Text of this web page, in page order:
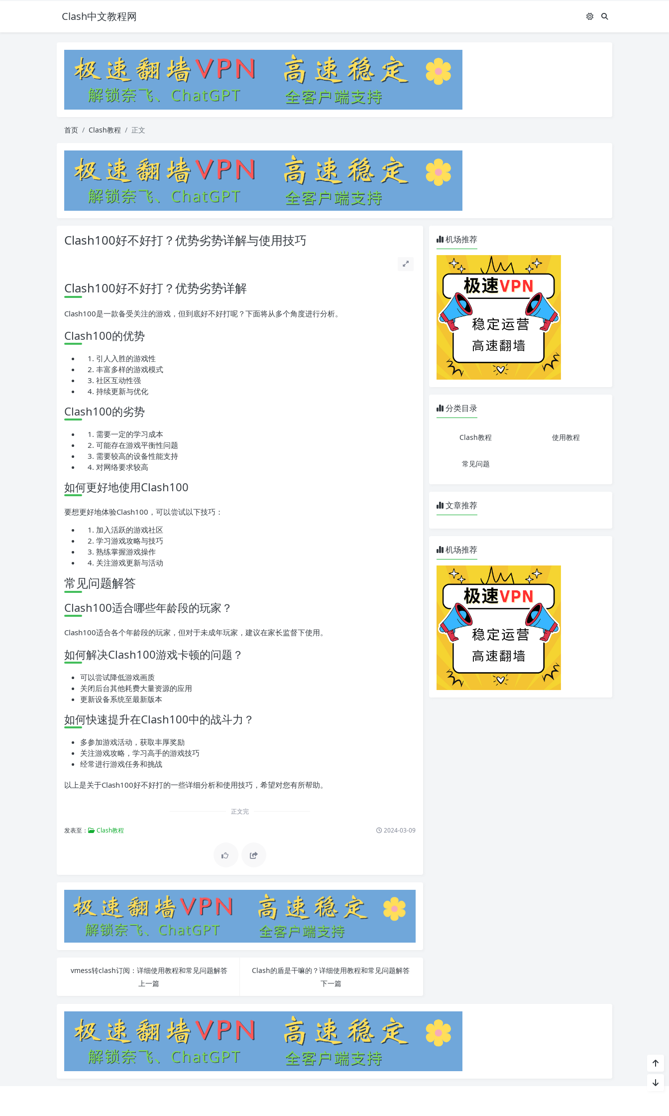
Clash中文教程网
首页 Clash教程 正文
Clash100好不好打？优势劣势详解与使用技巧
Clash100好不好打？优势劣势详解
Clash100是一款备受关注的游戏，但到底好不好打呢？下面将从多个角度进行分析。
Clash100的优势
引人入胜的游戏性
丰富多样的游戏模式
社区互动性强
持续更新与优化
Clash100的劣势
需要一定的学习成本
可能存在游戏平衡性问题
需要较高的设备性能支持
对网络要求较高
如何更好地使用Clash100
要想更好地体验Clash100，可以尝试以下技巧：
加入活跃的游戏社区
学习游戏攻略与技巧
熟练掌握游戏操作
关注游戏更新与活动
常见问题解答
Clash100适合哪些年龄段的玩家？
Clash100适合各个年龄段的玩家，但对于未成年玩家，建议在家长监督下使用。
如何解决Clash100游戏卡顿的问题？
可以尝试降低游戏画质
关闭后台其他耗费大量资源的应用
更新设备系统至最新版本
如何快速提升在Clash100中的战斗力？
多参加游戏活动，获取丰厚奖励
关注游戏攻略，学习高手的游戏技巧
经常进行游戏任务和挑战
以上是关于Clash100好不好打的一些详细分析和使用技巧，希望对您有所帮助。
正文完
发表至： Clash教程 2024-03-09
vmess转clash订阅：详细使用教程和常见问题解答
上一篇
Clash的盾是干嘛的？详细使用教程和常见问题解答
下一篇
机场推荐
分类目录
Clash教程 使用教程
常见问题
文章推荐
机场推荐